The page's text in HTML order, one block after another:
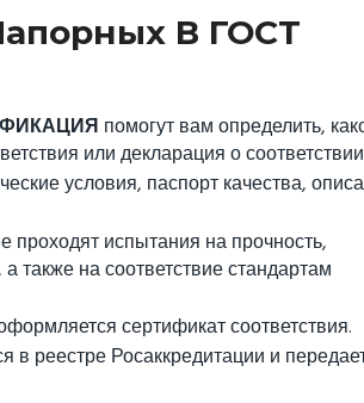
В ГОСТ
помогут вам определить,
или декларация о
условия, паспорт качества,
испытания на прочность,
также на соответствие стандартам
сертификат соответствия.
в реестре Росаккредитации и